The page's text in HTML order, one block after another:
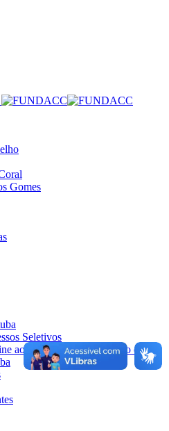
Gomes
Seletivos
ao Livro de Santo Antônio de